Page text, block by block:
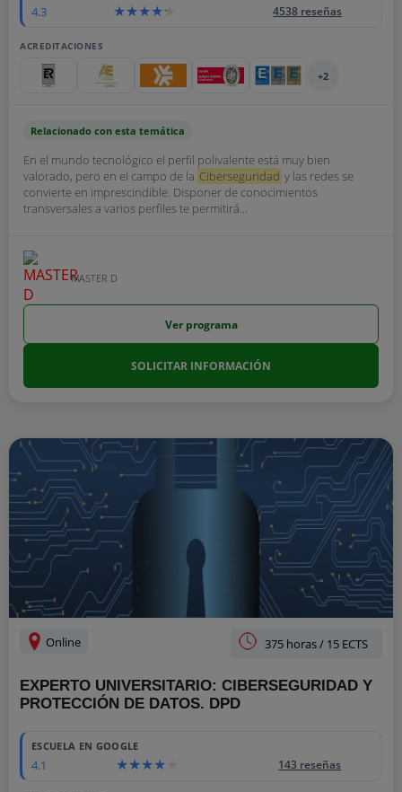
4.3 4538 reseñas
ACREDITACIONES
+2
Relacionado con esta temática
En el mundo tecnológico el perfil polivalente está muy bien
valorado, pero en el campo de la Ciberseguridad y las redes se
convierte en imprescindible. Disponer de conocimientos
transversales a varios perfiles te permitirá...
MASTER D
Ver programa
SOLICITAR INFORMACIÓN
Online 375 horas / 15 ECTS
EXPERTO UNIVERSITARIO: CIBERSEGURIDAD Y
PROTECCIÓN DE DATOS. DPD
ESCUELA EN GOOGLE
4.1 143 reseñas